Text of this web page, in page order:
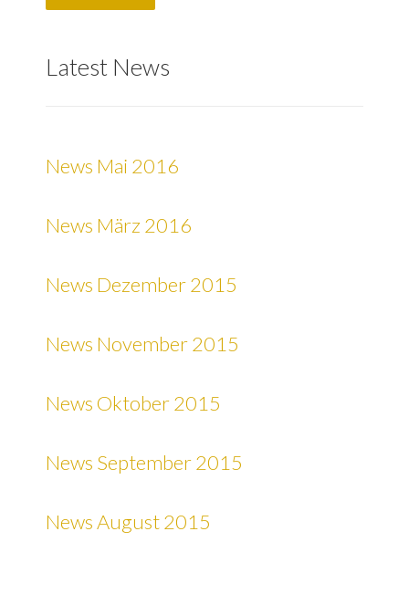
Latest News
News Mai 2016
News März 2016
News Dezember 2015
News November 2015
News Oktober 2015
News September 2015
News August 2015